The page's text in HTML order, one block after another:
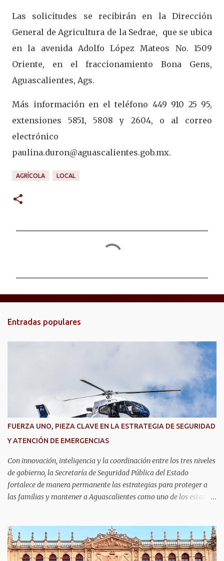
Las solicitudes se recibirán en la Dirección
General de Agricultura de la Sedrae, que se ubica
en la avenida Adolfo López Mateos No. 1509
Oriente, en el fraccionamiento Bona Gens,
Aguascalientes, Ags.
Más información en el teléfono 449 910 25 95,
extensiones 5851, 5808 y 2604, o al correo
electrónico
paulina.duron@aguascalientes.gob.mx.
AGRÍCOLA LOCAL
n
t
Entradas populares
FUERZA UNO, PIEZA CLAVE EN LA ESTRATEGIA DE SEGURIDAD
Y ATENCIÓN DE EMERGENCIAS
Con innovación, inteligencia y la coordinación entre los tres niveles
de gobierno, la Secretaría de Seguridad Pública del Estado
fortalece de manera permanente las estrategias para proteger a
las familias y mantener a Aguascalientes como uno de los estados
aérea, brindar apoyo táctico a los operativos de seguridad,
realizar traslados aeromédicos y participar en el transporte de
órganos, fortaleciendo la capacidad de respuesta de las